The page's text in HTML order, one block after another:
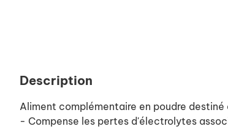
Description
Aliment complémentaire en poudre
- Compense les pertes d'électrolytes